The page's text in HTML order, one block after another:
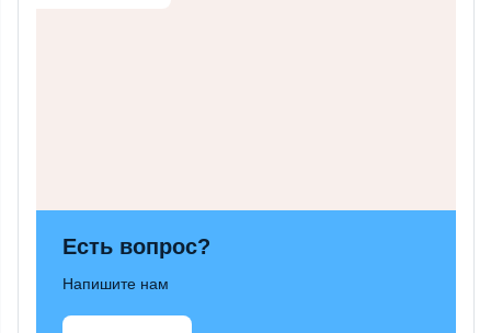
Есть вопрос?
Напишите нам